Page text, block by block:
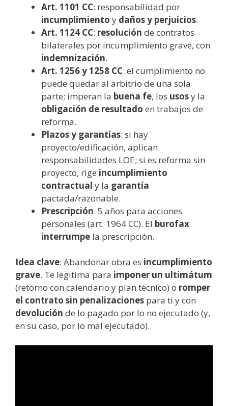
Art. 1101 CC: responsabilidad por
incumplimiento y daños y perjuicios.
Art. 1124 CC: resolución de contratos
bilaterales por incumplimiento grave, con
indemnización.
Art. 1256 y 1258 CC: el cumplimiento no
puede quedar al arbitrio de una sola
parte; imperan la buena fe, los usosy la
obligación de resultado en trabajos de
reforma.
Plazos y garantías: si hay
proyecto/edificación, aplican
responsabilidades LOE; si es reforma sin
proyecto, rige incumplimiento
contractual y la garantía
pactada/razonable.
Prescripción: 5 años para acciones
personales (art. 1964 CC). El burofax
interrumpe la prescripción.
Idea clave: Abandonar obra es incumplimiento
grave. Te legitima para imponer un ultimátum
(retorno con calendario y plan técnico) o romper
el contrato sin penalizaciones para ti y con
devolución de lo pagado por lo no ejecutado (y,
en su caso, por lo mal ejecutado).